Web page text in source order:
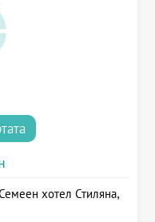
хотел Стиляна,